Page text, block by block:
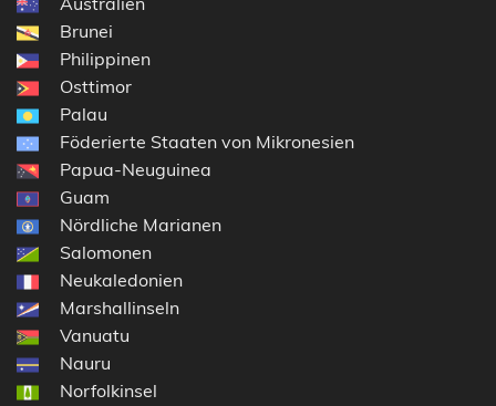
Brunei
Philippinen
Osttimor
Palau
Föderierte Staaten von Mikronesien
Papua-Neuguinea
Guam
Nördliche Marianen
Salomonen
Neukaledonien
Marshallinseln
Vanuatu
Nauru
Norfolkinsel